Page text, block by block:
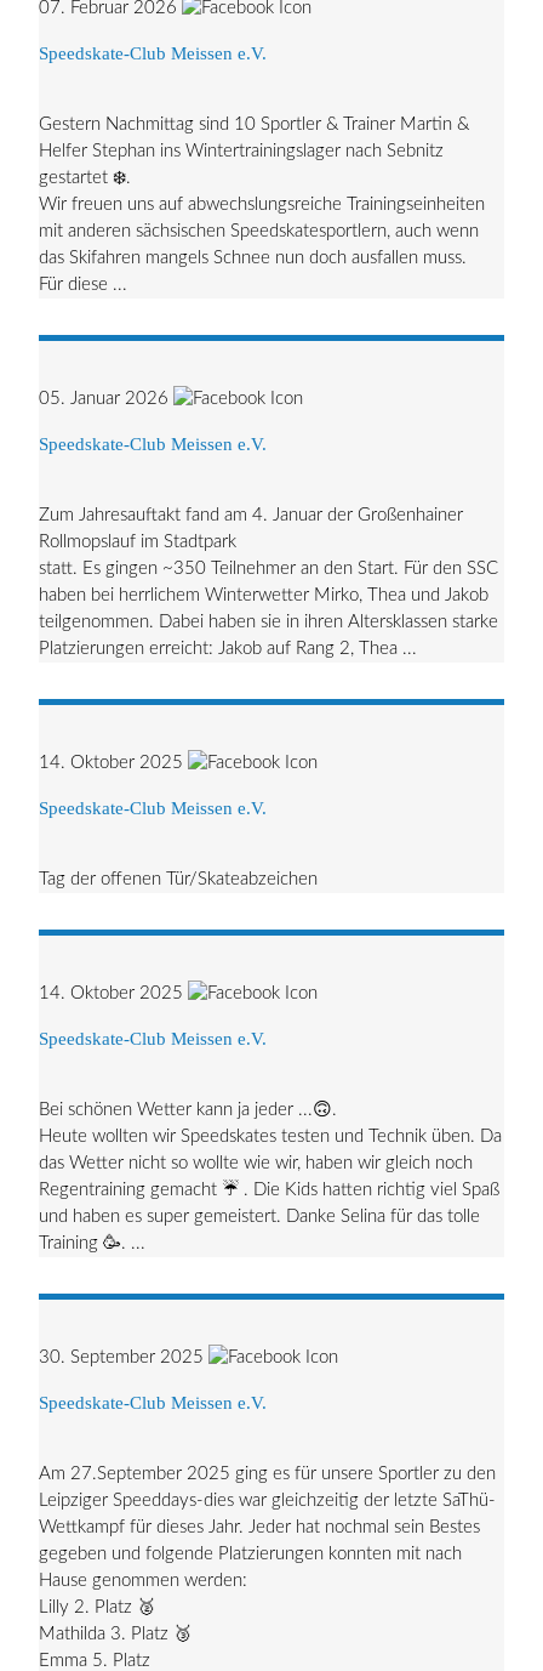
07. Februar 2026
Speedskate-Club Meissen e.V.
Gestern Nachmittag sind 10 Sportler & Trainer Martin &
Helfer Stephan ins Wintertrainingslager nach Sebnitz
gestartet ❄️.
Wir freuen uns auf abwechslungsreiche Trainingseinheiten
mit anderen sächsischen Speedskatesportlern, auch wenn
das Skifahren mangels Schnee nun doch ausfallen muss.
Für diese ...
05. Januar 2026
Speedskate-Club Meissen e.V.
Zum Jahresauftakt fand am 4. Januar der Großenhainer
Rollmopslauf im Stadtpark
statt. Es gingen ~350 Teilnehmer an den Start. Für den SSC
haben bei herrlichem Winterwetter Mirko, Thea und Jakob
teilgenommen. Dabei haben sie in ihren Altersklassen starke
Platzierungen erreicht: Jakob auf Rang 2, Thea ...
14. Oktober 2025
Speedskate-Club Meissen e.V.
Tag der offenen Tür/Skateabzeichen
14. Oktober 2025
Speedskate-Club Meissen e.V.
Bei schönen Wetter kann ja jeder ...🙃.
Heute wollten wir Speedskates testen und Technik üben. Da
das Wetter nicht so wollte wie wir, haben wir gleich noch
Regentraining gemacht ☔️ . Die Kids hatten richtig viel Spaß
und haben es super gemeistert. Danke Selina für das tolle
Training 🥳. ...
30. September 2025
Speedskate-Club Meissen e.V.
Am 27.September 2025 ging es für unsere Sportler zu den
Leipziger Speeddays-dies war gleichzeitig der letzte SaThü-
Wettkampf für dieses Jahr. Jeder hat nochmal sein Bestes
gegeben und folgende Platzierungen konnten mit nach
Hause genommen werden:
Lilly 2. Platz 🥈
Mathilda 3. Platz 🥉
Emma 5. Platz